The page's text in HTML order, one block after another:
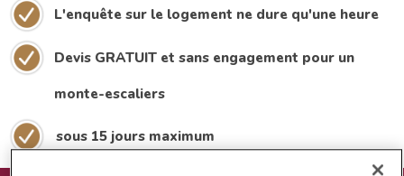
L'enquête sur le logement ne dure qu'une heure
Devis GRATUIT et sans engagement pour un
monte-escaliers
sous 15 jours maximum